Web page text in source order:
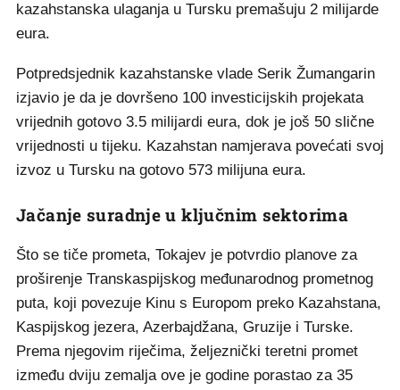
kazahstanska ulaganja u Tursku premašuju 2 milijarde
eura.
Potpredsjednik kazahstanske vlade Serik Žumangarin
izjavio je da je dovršeno 100 investicijskih projekata
vrijednih gotovo 3.5 milijardi eura, dok je još 50 slične
vrijednosti u tijeku. Kazahstan namjerava povećati svoj
izvoz u Tursku na gotovo 573 milijuna eura.
Jačanje suradnje u ključnim sektorima
Što se tiče prometa, Tokajev je potvrdio planove za
proširenje Transkaspijskog međunarodnog prometnog
puta, koji povezuje Kinu s Europom preko Kazahstana,
Kaspijskog jezera, Azerbajdžana, Gruzije i Turske.
Prema njegovim riječima, željeznički teretni promet
između dviju zemalja ove je godine porastao za 35